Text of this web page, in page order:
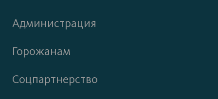
Администрация
Горожанам
Соцпартнерство